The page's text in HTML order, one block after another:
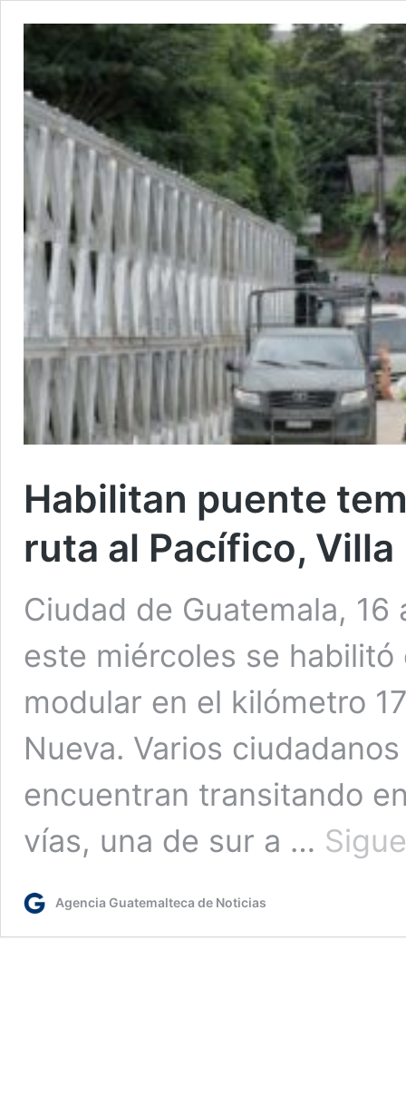
Habilitan puente
ruta al Pacífico, Villa
Ciudad de Guatemala,
este miércoles se
modular en el kilómetro
Nueva. Varios
encuentran transitando
vías, una de sur a …
Agencia Guatemalteca de Noticias